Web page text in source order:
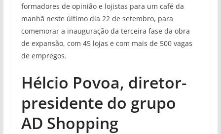
formadores de opinião e lojistas para um café da
manhã neste último dia 22 de setembro, para
comemorar a inauguração da terceira fase da obra
de expansão, com 45 lojas e com mais de 500 vagas
de empregos.
Hélcio Povoa, diretor-
presidente do grupo
AD Shopping